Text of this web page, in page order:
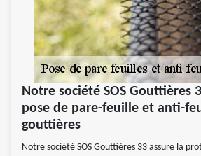
Notre société SOS Gouttières
pose de pare-feuille et anti-
gouttières
Notre société SOS Gouttières 33 assure la